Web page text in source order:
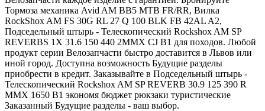
Тормоза механика Avid AM BB5 MTB FR/RR, Вилка
RockShox AM FS 30G RL 27 Q 100 BLK FB 42AL A2,
Подседельный штырь - Телескопический Rockshox AM SP
REVERBS 1X 31.6 150 440 2MMX CJ B1 для походов. Любой
продукт серии Велозапчасти быстро доставится в Львов или
иной город. Доступна возможность Будущие разделы
приобрести в кредит. Заказывайте в Подседельный штырь -
Телескопический Rockshox AM SP REVERB 30.9 125 390 R
MMX 1650 B1 экономя бюджет рюкзаки туристические
Заказанный Будущие разделы - ваш выбор.